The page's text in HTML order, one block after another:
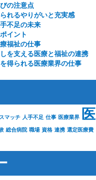
の注意点
れるやりがいと充実感
不足の未来
イント
福祉の仕事
を支える医療と福祉の連携
得られる医療業界の仕事
マッチ 人手不足 仕事 医療業界 医
総合病院 職場 資格 連携 選定医療費